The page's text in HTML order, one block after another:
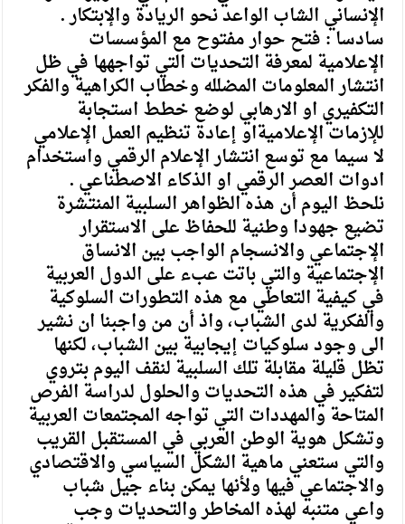
الإنساني الشاب الواعد نحو الريادة والإبتكار .
سادسا : فتح حوار مفتوح مع المؤسسات
الإعلامية لمعرفة التحديات التي تواجهها في ظل
انتشار المعلومات المضلله وخطاب الكراهية والفكر
التكفيري او الارهابي لوضع خطط استجابة
للإزمات الإعلاميةاو إعادة تنظيم العمل الإعلامي
لا سيما مع توسع انتشار الإعلام الرقمي واستخدام
ادوات العصر الرقمي او الذكاء الاصطناعي .
نلحظ اليوم أن هذه الظواهر السلبية المنتشرة
تضيع جهودا وطنية للحفاظ على الاستقرار
الإجتماعي والانسجام الواجب بين الانساق
الإجتماعية والتي باتت عبء على الدول العربية
في كيفية التعاطي مع هذه التطورات السلوكية
والفكرية لدى الشباب، واذ أن من واجبنا ان نشير
الى وجود سلوكيات إيجابية بين الشباب، لكنها
تظل قليلة مقابلة تلك السلبية لنقف اليوم بتروي
لتفكير في هذه التحديات والحلول لدراسة الفرص
المتاحة والمهددات التي تواجه المجتمعات العربية
وتشكل هوية الوطن العربي في المستقبل القريب
والتي ستعني ماهية الشكل السياسي والاقتصادي
والاجتماعي فيها ولأنها يمكن بناء جيل شباب
واعي متنبه لهذه المخاطر والتحديات وجب